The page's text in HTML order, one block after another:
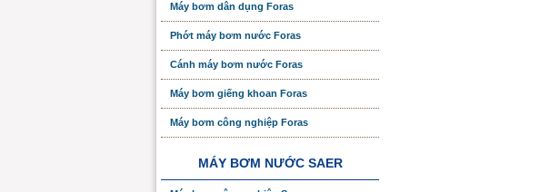
Máy bơm dân dụng Foras
Phớt máy bơm nước Foras
Cánh máy bơm nước Foras
Máy bơm giếng khoan Foras
Máy bơm công nghiệp Foras
MÁY BƠM NƯỚC SAER